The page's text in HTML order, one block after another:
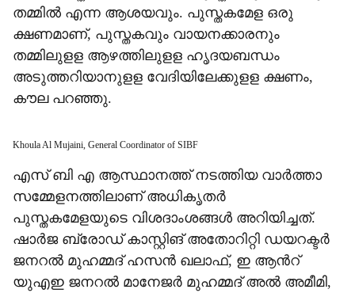
തമ്മില്‍ എന്ന ആശയവും. പുസ്തകമേള ഒരു
ക്ഷണമാണ്, പുസ്തകവും വായനക്കാരനും
തമ്മിലുളള ആഴത്തിലുളള ഹൃദയബന്ധം
അടുത്തറിയാനുളള വേദിയിലേക്കുളള ക്ഷണം,
കൗല പറഞ്ഞു.
Khoula Al Mujaini, General Coordinator of SIBF
എസ് ബി എ ആസ്ഥാനത്ത് നടത്തിയ വാർത്താ
സമ്മേളനത്തിലാണ് അധികൃതർ
പുസ്തകമേളയുടെ വിശദാംശങ്ങള്‍ അറിയിച്ചത്.
ഷാർജ ബ്രോഡ് കാസ്റ്റിങ് അതോറിറ്റി ഡയറക്ടർ
ജനറല്‍ മുഹമ്മദ് ഹസന്‍ ഖലാഫ്, ഇ ആന്‍റ്
യുഎഇ ജനറല്‍ മാനേജർ മുഹമ്മദ് അല്‍ അമീമി,